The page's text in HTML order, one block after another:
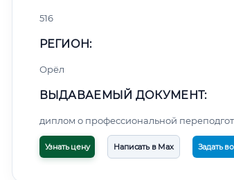
516
РЕГИОН:
Орёл
ВЫДАВАЕМЫЙ ДОКУМЕНТ:
диплом о профессиональной
Узнать цену Написать в Max Задать